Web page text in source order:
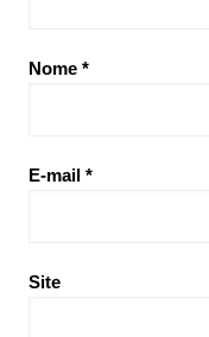
Nome *
E-mail *
Site